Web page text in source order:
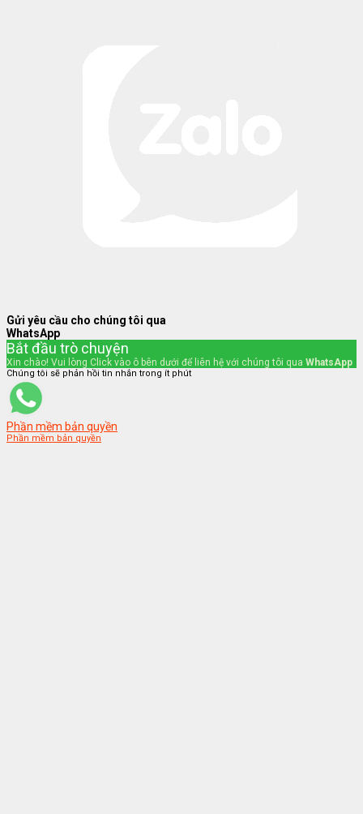
Gửi yêu cầu cho chúng tôi qua
WhatsApp
Bắt đầu trò chuyện
Xin chào! Vui lòng Click vào ô bên dưới để liên hệ với chúng tôi qua WhatsApp
Chúng tôi sẽ phản hồi tin nhắn trong ít phút
Phần mềm bản quyền
Phần mềm bản quyền